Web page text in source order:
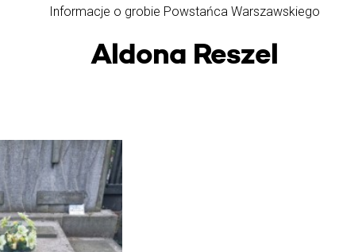
Informacje o grobie Powstańca Warszawskiego
Aldona Reszel